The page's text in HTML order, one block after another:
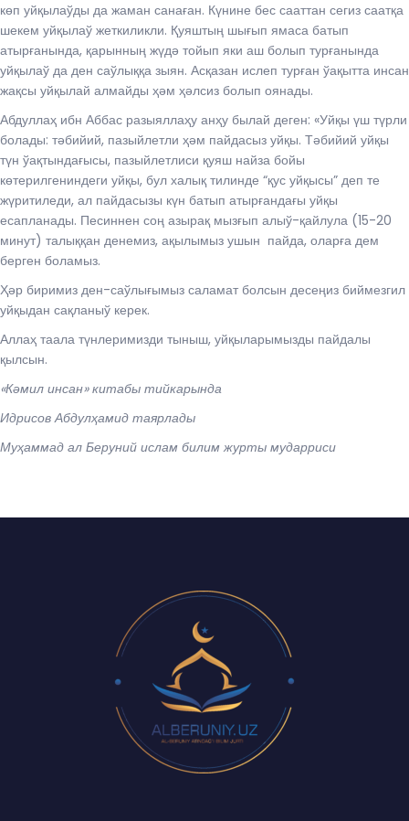
көп уйқылаўды да жаман санаған. Күнине бес сааттан сегиз саатқа
шекем уйқылаў жеткиликли. Қуяштың шығып ямаса батып
атырғанында, қарынның жүдә тойып яки аш болып турғанында
уйқылаў да ден саўлыққа зыян. Асқазан ислеп турған ўақытта инсан
жақсы уйқылай алмайды ҳәм ҳәлсиз болып оянады.
Абдуллаҳ ибн Аббас разыяллаҳу анҳу былай деген: «Уйқы үш түрли
болады: тәбийий, пазыйлетли ҳәм пайдасыз уйқы. Тәбийий уйқы
түн ўақтындағысы, пазыйлетлиси қуяш найза бойы
көтерилгениндеги уйқы, бул халық тилинде “қус уйқысы” деп те
жүритиледи, ал пайдасызы күн батып атырғандағы уйқы
есапланады. Песиннен соң азырақ мызғып алыў-қайлула (15-20
минут) талыққан денемиз, ақылымыз ушын пайда, оларға дем
берген боламыз.
Ҳәр биримиз ден-саўлығымыз саламат болсын десеңиз биймезгил
уйқыдан сақланыў керек.
Аллаҳ таала түнлеримизди тыныш, уйқыларымызды пайдалы
қылсын.
«Кәмил инсан» китабы тийкарында
Идрисов Абдулҳамид таярлады
Муҳаммад ал Беруний ислам билим журты мударриси